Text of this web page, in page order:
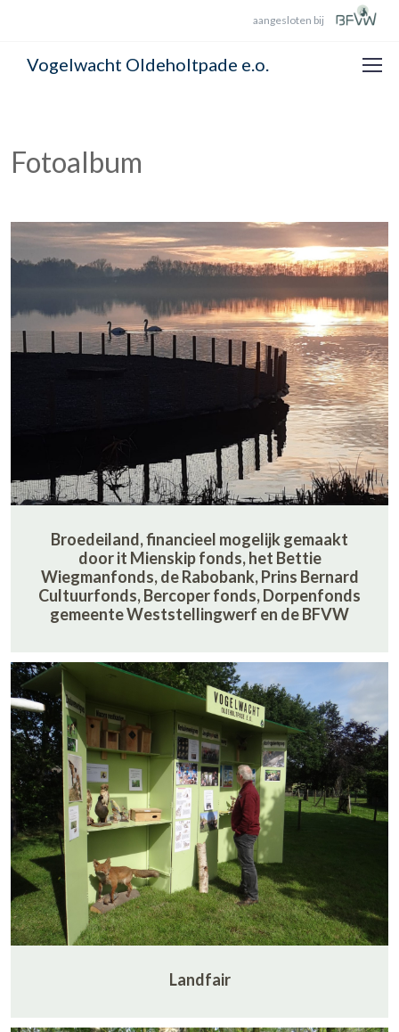
aangesloten bij
Vogelwacht Oldeholtpade e.o.
Fotoalbum
Broedeiland, financieel mogelijk gemaakt
door it Mienskip fonds, het Bettie
Wiegmanfonds, de Rabobank, Prins Bernard
Cultuurfonds, Bercoper fonds, Dorpenfonds
gemeente Weststellingwerf en de BFVW
Landfair